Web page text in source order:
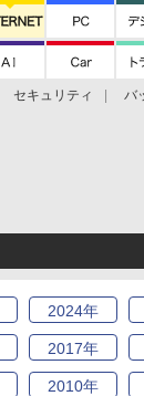
セキュリティ バ
2024年
2017年
2010年